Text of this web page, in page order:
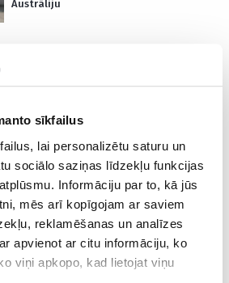
sīkfailus
lai personalizētu saturu un
sociālo saziņas līdzekļu funkcijas
Informāciju par to, kā jūs
mēs arī kopīgojam ar saviem
reklamēšanas un analīzes
apvienot ar citu informāciju, ko
viņi apkopo, kad lietojat viņu
Austrāliju
KL kvalifikācijas mačā zaudē
Zviedrijā pārbaudes turnīru sāk ar